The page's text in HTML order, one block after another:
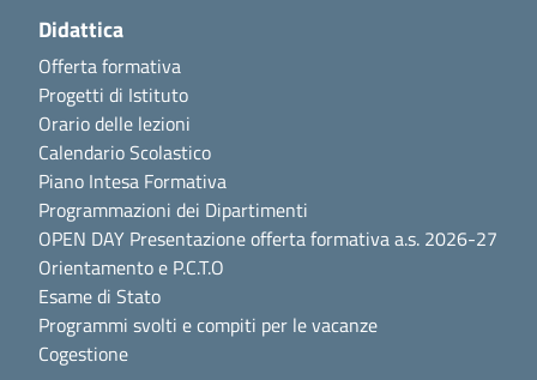
Didattica
Offerta formativa
Progetti di Istituto
Orario delle lezioni
Calendario Scolastico
Piano Intesa Formativa
Programmazioni dei Dipartimenti
OPEN DAY Presentazione offerta formativa a.s. 2026-27
Orientamento e P.C.T.O
Esame di Stato
Programmi svolti e compiti per le vacanze
Cogestione